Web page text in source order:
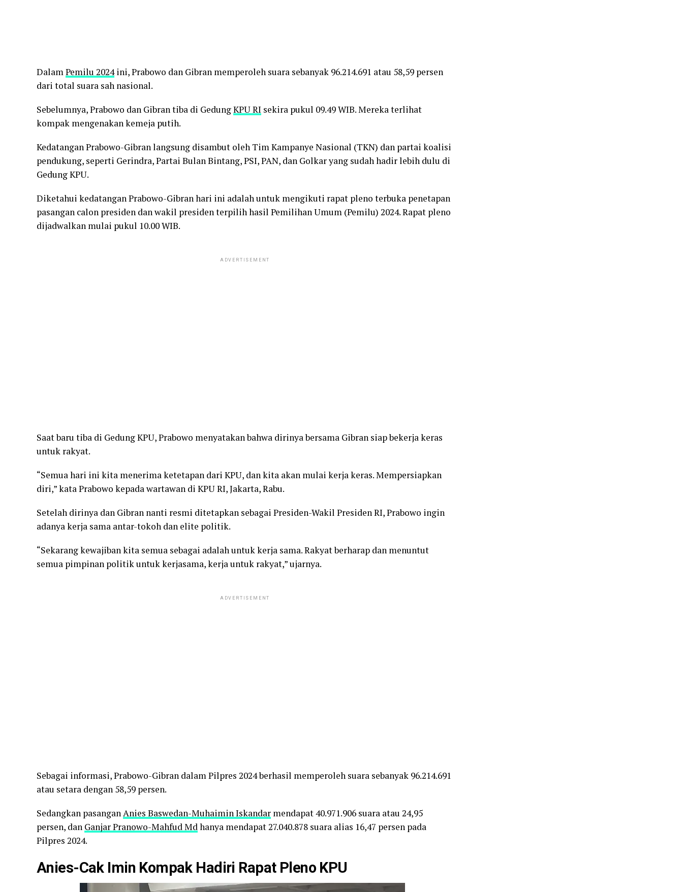
DalamPemilu 2024ini, Prabowo dan Gibran memperoleh suara sebanyak 96.214.691 atau 58,59 persen
dari total suara sah nasional.
Sebelumnya, Prabowo dan Gibran tiba di GedungKPU RI sekira pukul 09.49 WIB. Mereka terlihat
kompak mengenakan kemeja putih.
Kedatangan Prabowo-Gibran langsung disambut oleh Tim Kampanye Nasional (TKN) dan partai koalisi
pendukung, seperti Gerindra, Partai Bulan Bintang, PSI, PAN, dan Golkar yang sudah hadir lebih dulu di
Gedung KPU.
Diketahui kedatangan Prabowo-Gibran hari ini adalah untuk mengikuti rapat pleno terbuka penetapan
pasangan calon presiden dan wakil presiden terpilih hasil Pemilihan Umum (Pemilu) 2024. Rapat pleno
dijadwalkan mulai pukul 10.00 WIB.
ADVERTISEMENT
Saat baru tiba di Gedung KPU, Prabowo menyatakan bahwa dirinya bersama Gibran siap bekerja keras
untuk rakyat.
“Semua hari ini kita menerima ketetapan dari KPU, dan kita akan mulai kerja keras. Mempersiapkan
diri,” kata Prabowo kepada wartawan di KPU RI, Jakarta, Rabu.
Setelah dirinya dan Gibran nanti resmi ditetapkan sebagai Presiden-Wakil Presiden RI, Prabowo ingin
adanya kerja sama antar-tokoh dan elite politik.
“Sekarang kewajiban kita semua sebagai adalah untuk kerja sama. Rakyat berharap dan menuntut
semua pimpinan politik untuk kerjasama, kerja untuk rakyat,” ujarnya.
ADVERTISEMENT
Sebagai informasi, Prabowo-Gibran dalam Pilpres 2024 berhasil memperoleh suara sebanyak 96.214.691
atau setara dengan 58,59 persen.
Sedangkan pasanganAnies Baswedan-Muhaimin Iskandar mendapat 40.971.906 suara atau 24,95
persen, dan Ganjar Pranowo-Mahfud Mdhanya mendapat 27.040.878 suara alias 16,47 persen pada
Pilpres 2024.
Anies-Cak Imin Kompak Hadiri Rapat Pleno KPU